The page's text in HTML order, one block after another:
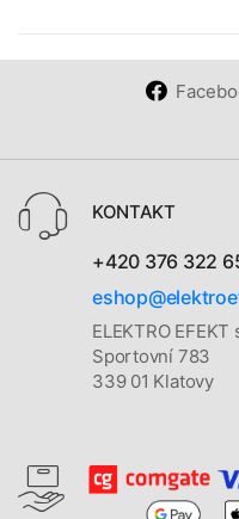
KONTAKT
+420 376 322
ELEKTRO EFEKT
Sportovní 783
339 01 Klatovy